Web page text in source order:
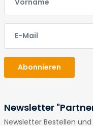
E-Mail
Abonnieren
Newsletter
Newsletter Bestellen